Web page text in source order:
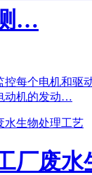
…
控每个电机和驱
动机的发动…
厂废水